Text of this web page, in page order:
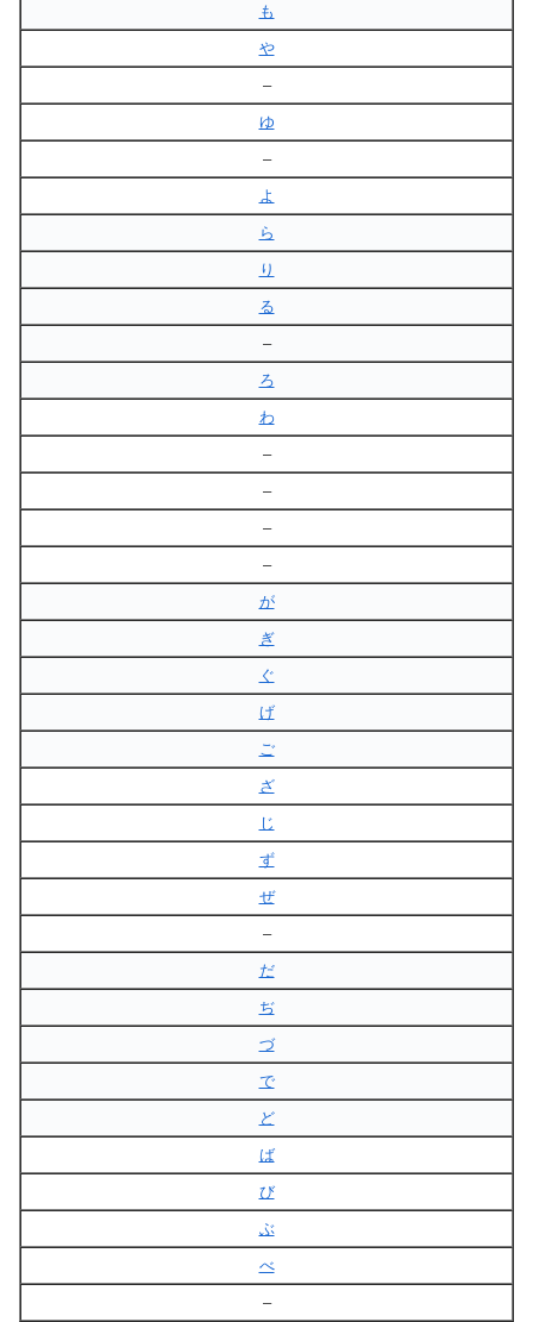
も
や
–
ゆ
–
よ
ら
り
る
–
ろ
わ
–
–
–
–
が
ぎ
ぐ
げ
ご
ざ
じ
ず
ぜ
–
だ
ぢ
づ
で
ど
ば
び
ぶ
べ
–